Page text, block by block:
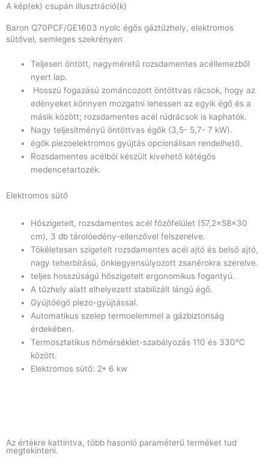
A kép(ek) csupán illusztráció(k)
Baron Q70PCF/GE1603 nyolc égős gáztűzhely, elektromos
sütővel, semleges szekrényen
Teljesen öntött, nagyméretű rozsdamentes acéllemezből
nyert lap.
Hosszú fogazású zománcozott öntöttvas rácsok, hogy az
edényeket könnyen mozgatni lehessen az egyik égő és a
másik között; rozsdamentes acél rúdrácsok is kaphatók.
Nagy teljesítményű öntöttvas égők (3,5- 5,7- 7 kW).
égők piezoelektromos gyújtás opcionálisan rendelhető.
Rozsdamentes acélból készült kivehető kétégős
medencetartozék.
Elektromos sütő
Hőszigetelt, rozsdamentes acél főzőfelület (57,2x58x30
cm), 3 db tárolóedény-ellenzővel felszerelve.
Tökéletesen szigetelt rozsdamentes acél ajtó és belső ajtó,
nagy teherbírású, önkiegyensúlyozott zsanérokra szerelve.
teljes hosszúságú hőszigetelt ergonomikus fogantyú.
A tűzhely alatt elhelyezett stabilizált lángú égő.
Gyújtóégő piezo-gyújtással.
Automatikus szelep termoelemmel a gázbiztonság
érdekében.
Termosztatikus hőmérséklet-szabályozás 110 és 330°C
között.
Elektromos sütő: 2* 6 kw
Az értékre kattintva, több hasonló paraméterű terméket tud
megtekinteni.